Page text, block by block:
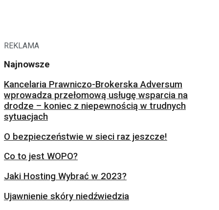
REKLAMA
Najnowsze
Kancelaria Prawniczo-Brokerska Adversum
wprowadza przełomową usługę wsparcia na
drodze – koniec z niepewnością w trudnych
sytuacjach
O bezpieczeństwie w sieci raz jeszcze!
Co to jest WOPO?
Jaki Hosting Wybrać w 2023?
Ujawnienie skóry niedźwiedzia